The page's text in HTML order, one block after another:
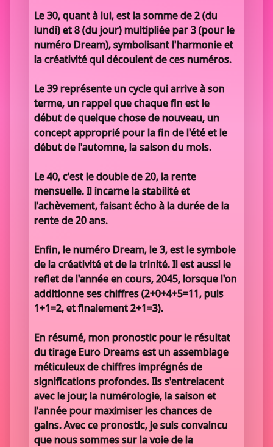
Le 30, quant à lui, est la somme de 2 (du
lundi) et 8 (du jour) multipliée par 3 (pour le
numéro Dream), symbolisant l'harmonie et
la créativité qui découlent de ces numéros.
Le 39 représente un cycle qui arrive à son
terme, un rappel que chaque fin est le
début de quelque chose de nouveau, un
concept approprié pour la fin de l'été et le
début de l'automne, la saison du mois.
Le 40, c'est le double de 20, la rente
mensuelle. Il incarne la stabilité et
l'achèvement, faisant écho à la durée de la
rente de 20 ans.
Enfin, le numéro Dream, le 3, est le symbole
de la créativité et de la trinité. Il est aussi le
reflet de l'année en cours, 2045, lorsque l'on
additionne ses chiffres (2+0+4+5=11, puis
1+1=2, et finalement 2+1=3).
En résumé, mon pronostic pour le résultat
du tirage Euro Dreams est un assemblage
méticuleux de chiffres imprégnés de
significations profondes. Ils s'entrelacent
avec le jour, la numérologie, la saison et
l'année pour maximiser les chances de
gains. Avec ce pronostic, je suis convaincu
que nous sommes sur la voie de la